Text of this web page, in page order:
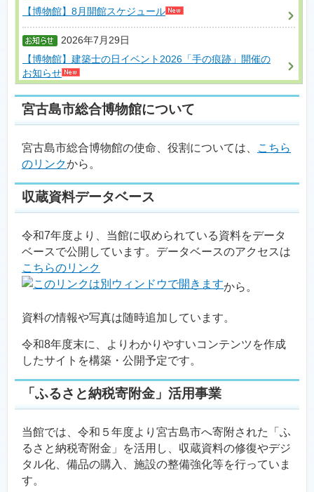
【博物館】8月開館スケジュール
2026年7月29日
【博物館】建築士の日イベント2026「手の痕跡」開催の
お知らせ
宮古島市総合博物館について
宮古島市総合博物館の使命、役割については、
こちら
のリンクから。
収蔵資料データベース
令和7年度より、当館に収められている資料をデータ
ベースで公開しています。データベースのアクセスは
こちらのリンク
から。
資料の情報や写真は随時追加しています。
令和8年度末に、よりわかりやすいコンテンツを作成
したサイトを構築・公開予定です。
「ふるさと納税寄附金」活用事業
当館では、令和５年度より宮古島市へ寄附された「ふ
るさと納税寄附金」を活用し、収蔵資料の修復やデジ
タル化、備品の購入、施設の整備強化等を行っていま
す。